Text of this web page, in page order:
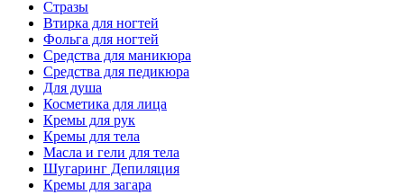
Стразы
Втирка для ногтей
Фольга для ногтей
Средства для маникюра
Средства для педикюра
Для душа
Косметика для лица
Кремы для рук
Кремы для тела
Масла и гели для тела
Шугаринг Депиляция
Кремы для загара